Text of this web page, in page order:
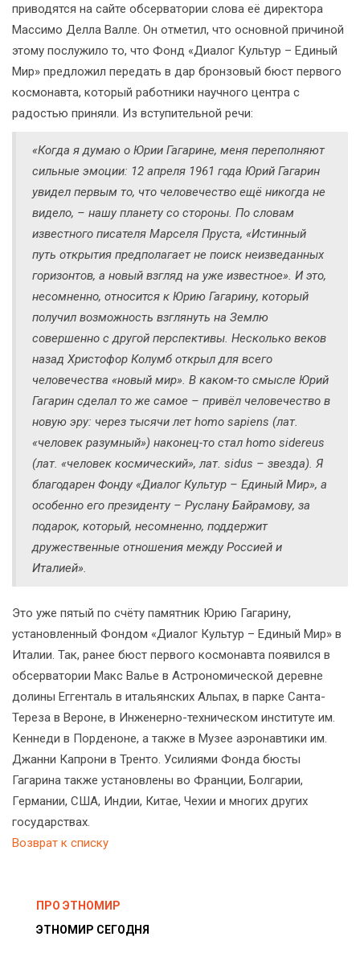
приводятся на сайте обсерватории слова её директора
Массимо Делла Валле. Он отметил, что основной причиной
этому послужило то, что Фонд «Диалог Культур – Единый
Мир» предложил передать в дар бронзовый бюст первого
космонавта, который работники научного центра с
радостью приняли. Из вступительной речи:
«Когда я думаю о Юрии Гагарине, меня переполняют
сильные эмоции: 12 апреля 1961 года Юрий Гагарин
увидел первым то, что человечество ещё никогда не
видело, – нашу планету со стороны. По словам
известного писателя Марселя Пруста, «Истинный
путь открытия предполагает не поиск неизведанных
горизонтов, а новый взгляд на уже известное». И это,
несомненно, относится к Юрию Гагарину, который
получил возможность взглянуть на Землю
совершенно с другой перспективы. Несколько веков
назад Христофор Колумб открыл для всего
человечества «новый мир». В каком-то смысле Юрий
Гагарин сделал то же самое – привёл человечество в
новую эру: через тысячи лет homo sapiens (лат.
«человек разумный») наконец-то стал homo sidereus
(лат. «человек космический», лат. sidus – звезда). Я
благодарен Фонду «Диалог Культур – Единый Мир», а
особенно его президенту – Руслану Байрамову, за
подарок, который, несомненно, поддержит
дружественные отношения между Россией и
Италией».
Это уже пятый по счёту памятник Юрию Гагарину,
установленный Фондом «Диалог Культур – Единый Мир» в
Италии. Так, ранее бюст первого космонавта появился в
обсерватории Макс Валье в Астрономической деревне
долины Еггенталь в итальянских Альпах, в парке Санта-
Тереза в Вероне, в Инженерно-техническом институте им.
Кеннеди в Порденоне, а также в Музее аэронавтики им.
Джанни Капрони в Тренто. Усилиями Фонда бюсты
Гагарина также установлены во Франции, Болгарии,
Германии, США, Индии, Китае, Чехии и многих других
государствах.
Возврат к списку
ПРО ЭТНОМИР
ЭТНОМИР СЕГОДНЯ